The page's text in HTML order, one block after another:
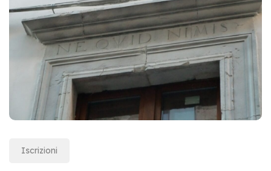
Iscrizioni